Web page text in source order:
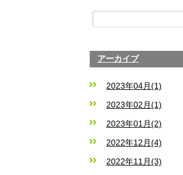
アーカイブ
2023年04月(1)
2023年02月(1)
2023年01月(2)
2022年12月(4)
2022年11月(3)